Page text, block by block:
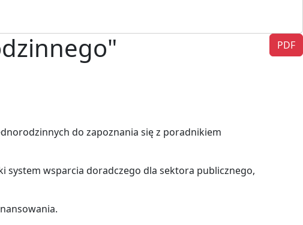
PDF
do zapoznania się z poradnikiem
system wsparcia doradczego dla sektora publicznego,